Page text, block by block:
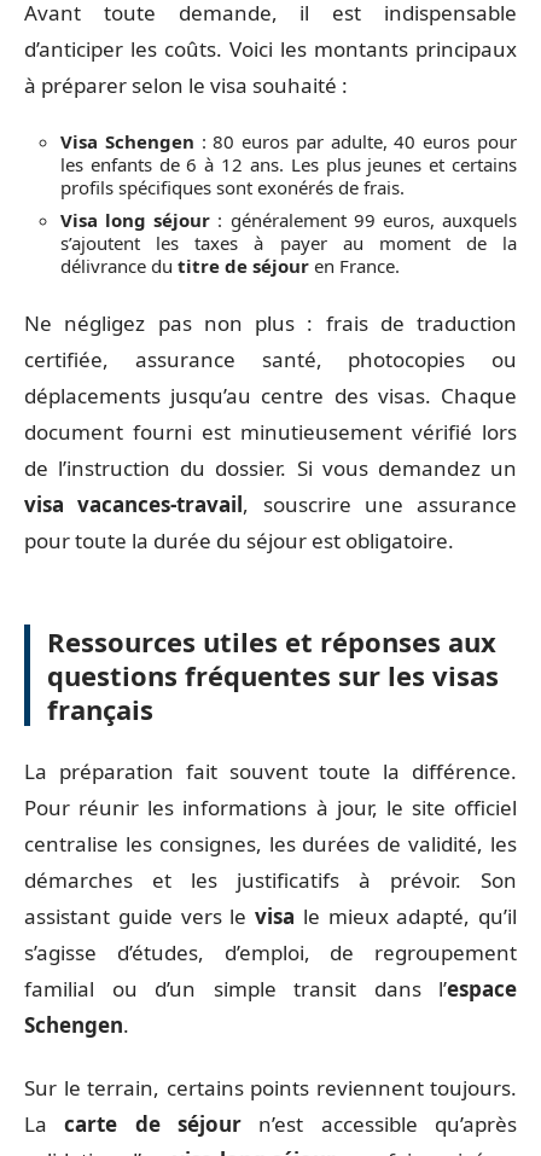
Avant toute demande, il est indispensable
d’anticiper les coûts. Voici les montants principaux
à préparer selon le visa souhaité :
Visa Schengen : 80 euros par adulte, 40 euros pour
les enfants de 6 à 12 ans. Les plus jeunes et certains
profils spécifiques sont exonérés de frais.
Visa long séjour : généralement 99 euros, auxquels
s’ajoutent les taxes à payer au moment de la
délivrance du titre de séjour en France.
Ne négligez pas non plus : frais de traduction
certifiée, assurance santé, photocopies ou
déplacements jusqu’au centre des visas. Chaque
document fourni est minutieusement vérifié lors
de l’instruction du dossier. Si vous demandez un
visa vacances-travail, souscrire une assurance
pour toute la durée du séjour est obligatoire.
Ressources utiles et réponses aux
questions fréquentes sur les visas
français
La préparation fait souvent toute la différence.
Pour réunir les informations à jour, le site officiel